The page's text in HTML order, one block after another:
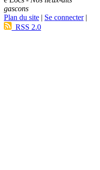
gascons
Plan du site | Se connecter|
RSS 2.0